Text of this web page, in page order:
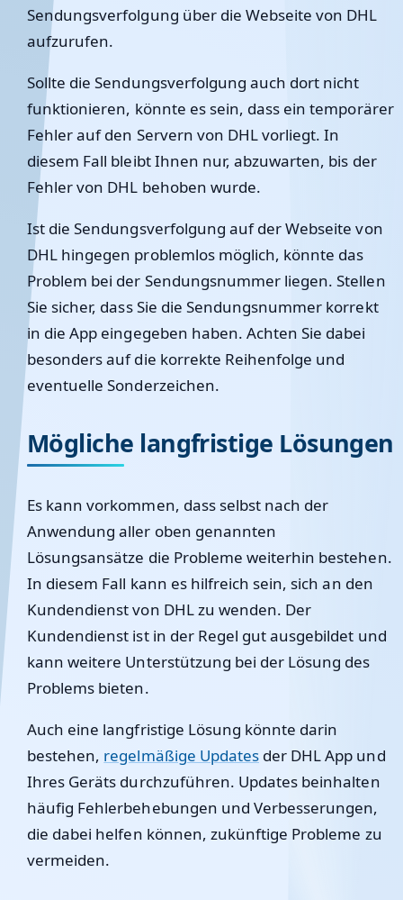
Sendungsverfolgung über die Webseite von DHL
aufzurufen.
Sollte die Sendungsverfolgung auch dort nicht
funktionieren, könnte es sein, dass ein temporärer
Fehler auf den Servern von DHL vorliegt. In
diesem Fall bleibt Ihnen nur, abzuwarten, bis der
Fehler von DHL behoben wurde.
Ist die Sendungsverfolgung auf der Webseite von
DHL hingegen problemlos möglich, könnte das
Problem bei der Sendungsnummer liegen. Stellen
Sie sicher, dass Sie die Sendungsnummer korrekt
in die App eingegeben haben. Achten Sie dabei
besonders auf die korrekte Reihenfolge und
eventuelle Sonderzeichen.
Mögliche langfristige Lösungen
Es kann vorkommen, dass selbst nach der
Anwendung aller oben genannten
Lösungsansätze die Probleme weiterhin bestehen.
In diesem Fall kann es hilfreich sein, sich an den
Kundendienst von DHL zu wenden. Der
Kundendienst ist in der Regel gut ausgebildet und
kann weitere Unterstützung bei der Lösung des
Problems bieten.
Auch eine langfristige Lösung könnte darin
bestehen, regelmäßige Updates der DHL App und
Ihres Geräts durchzuführen. Updates beinhalten
häufig Fehlerbehebungen und Verbesserungen,
die dabei helfen können, zukünftige Probleme zu
vermeiden.